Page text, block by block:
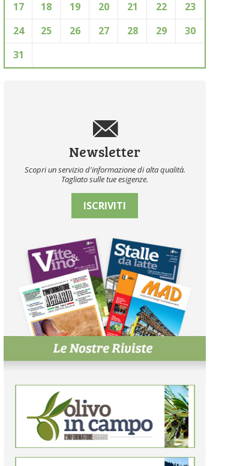
17
18 19 20 21 22
23
24
25 26 27 28 29
30
31
Newsletter
Scopri un servizio d'informazione di alta qualità.
Tagliato sulle tue esigenze.
ISCRIVITI